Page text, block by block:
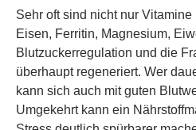
Sehr oft sind nicht nur
Eisen, Ferritin, Magnesium,
Blutzuckerregulation und die
überhaupt regeneriert. Wer
kann sich auch mit guten
Umgekehrt kann ein